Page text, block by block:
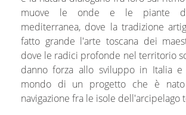
muove le onde e le piante
mediterranea, dove la tradizione
fatto grande l'arte toscana dei
dove le radici profonde nel territorio
danno forza allo sviluppo in Italia
mondo di un progetto che è
navigazione fra le isole dell'arcipelago